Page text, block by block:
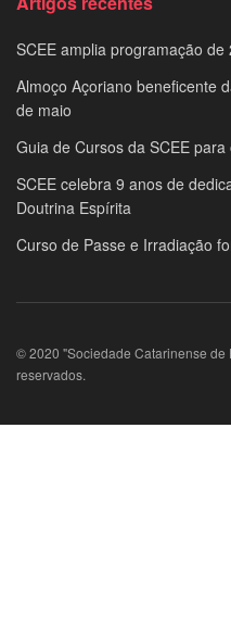
SCEE amplia programação de
Almoço Açoriano beneficente
de maio
Guia de Cursos da SCEE
SCEE celebra 9 anos de
Doutrina Espírita
Curso de Passe e Irradiação
© 2020 "Sociedade Catarinense de
reservados.